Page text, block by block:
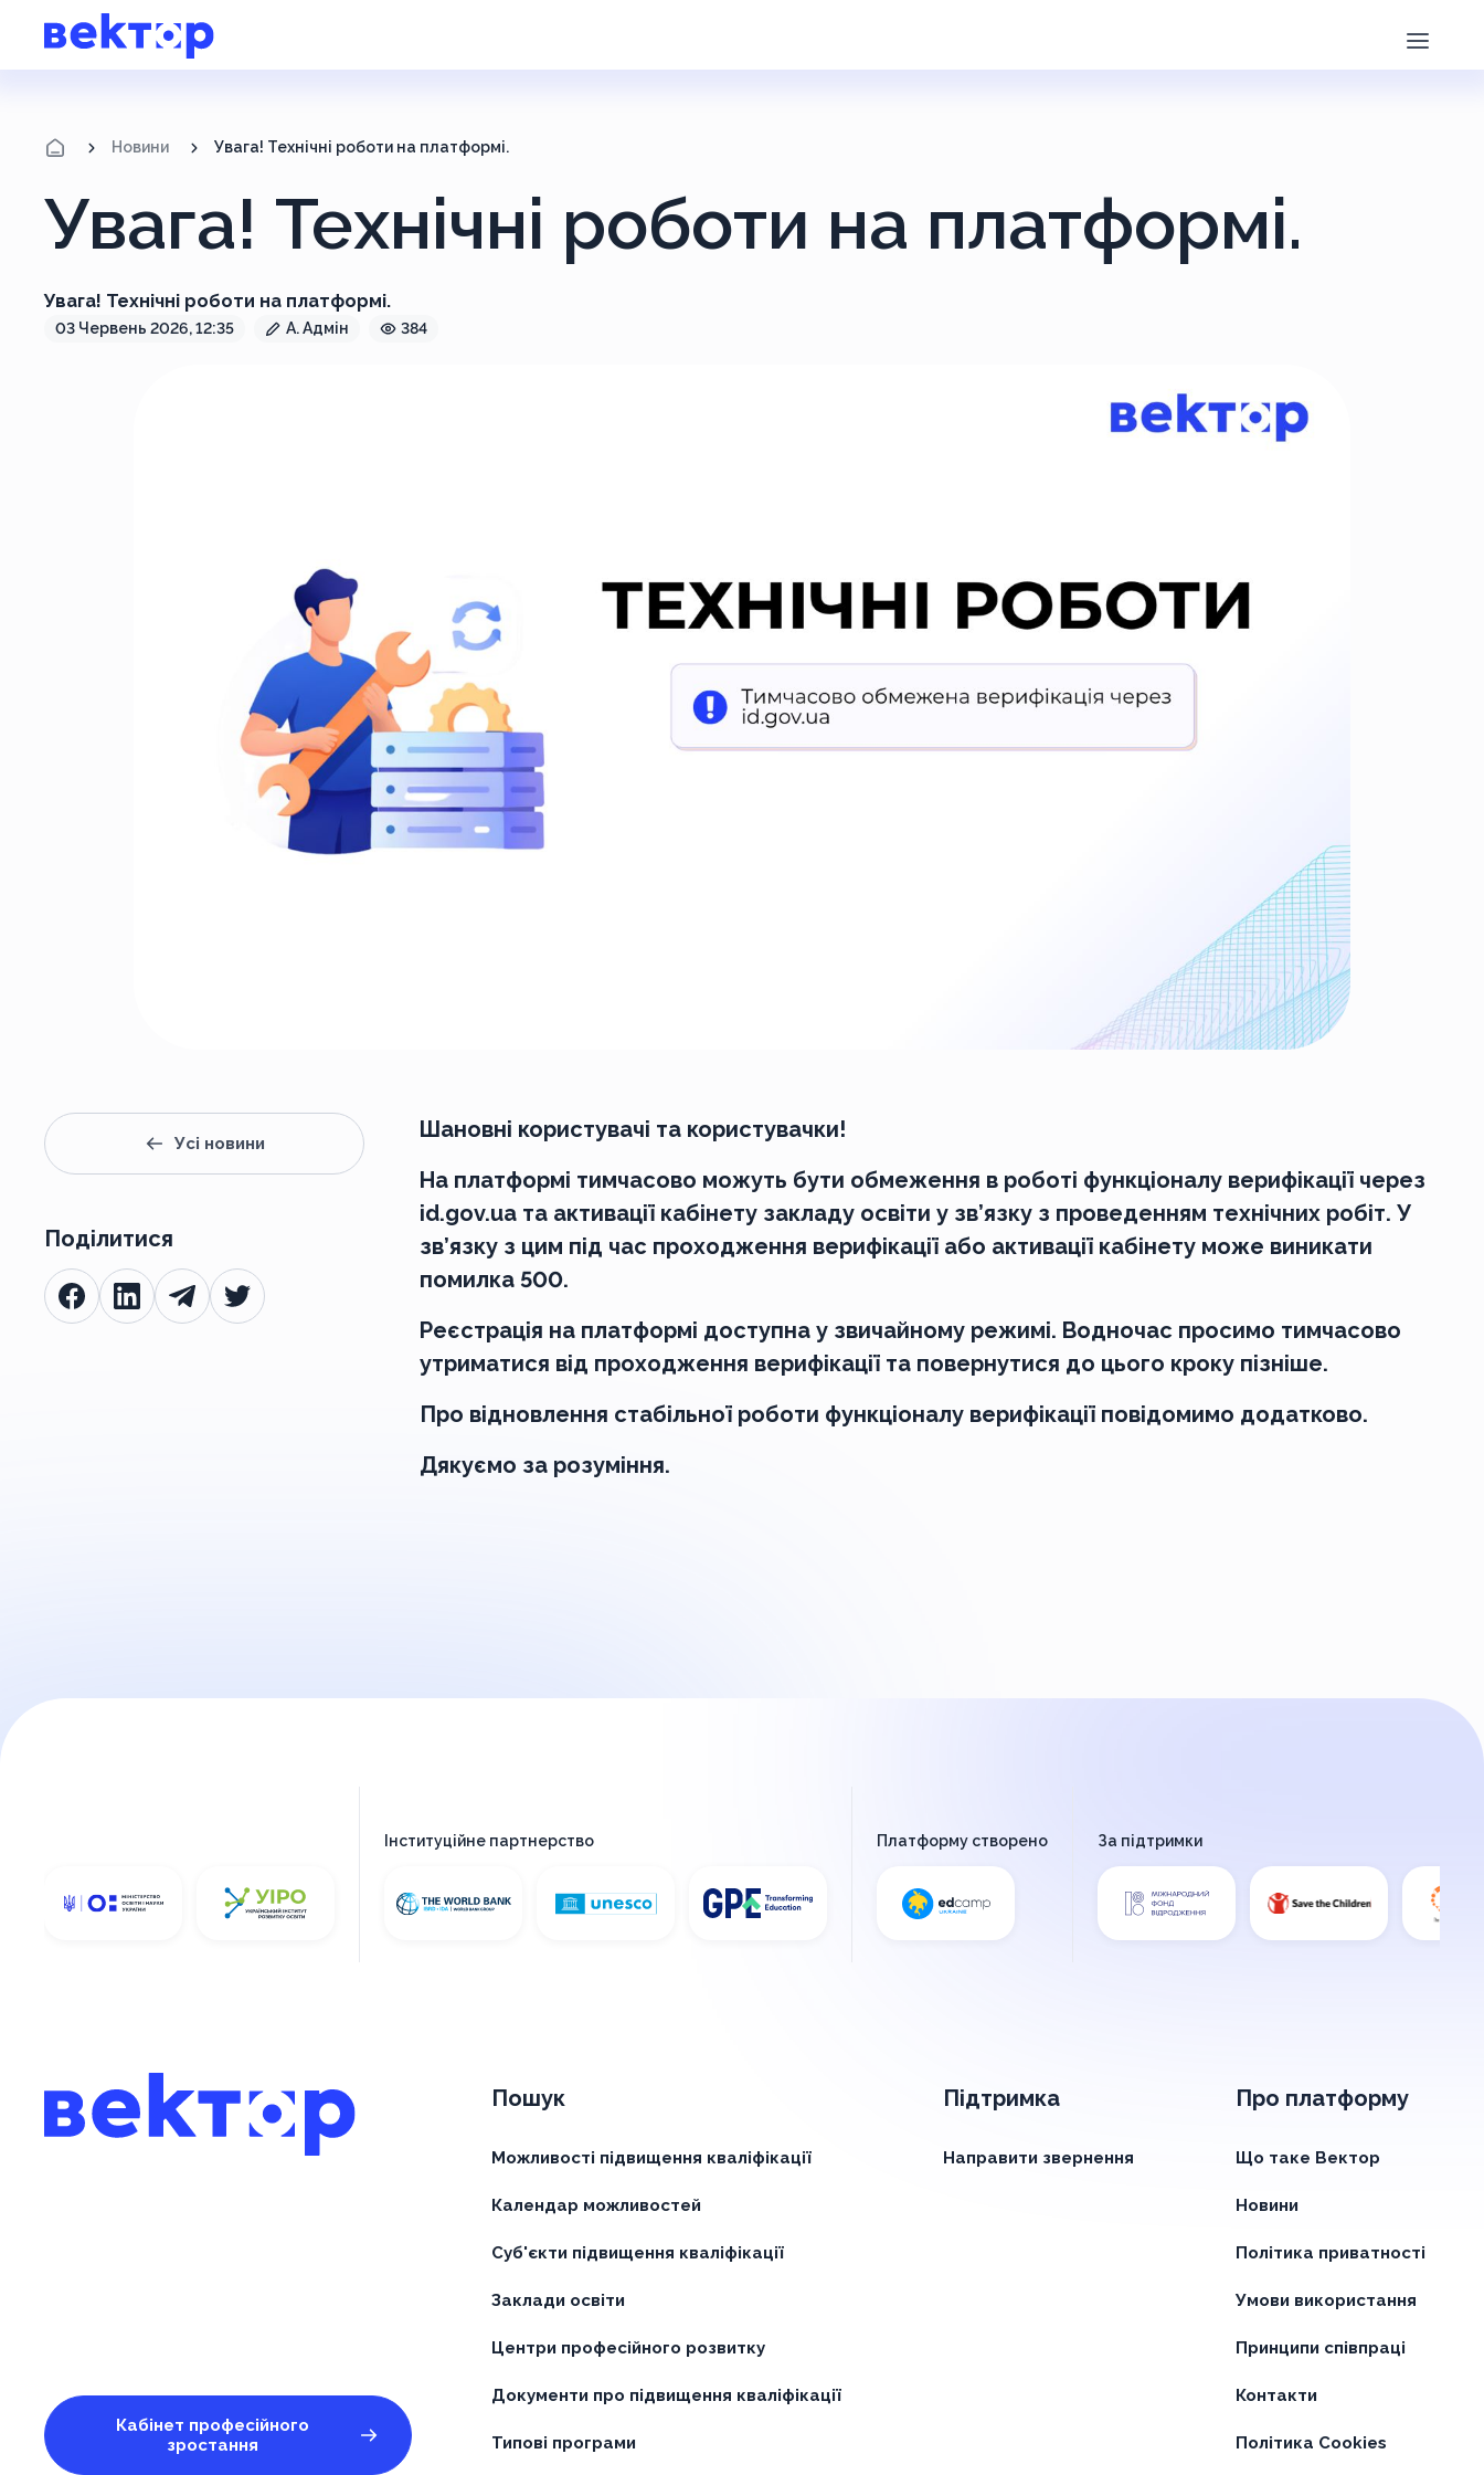
Новини Увага! Технічні роботи на платформі.
Увага! Технічні роботи на платформі.
Увага! Технічні роботи на платформі.
03 Червень 2026, 12:35 А. Адмін 384
Шановні користувачі та користувачки!
На платформі тимчасово можуть бути обмеження в роботі функціоналу верифікації через
id.gov.ua та активації кабінету закладу освіти у зв’язку з проведенням технічних робіт. У
зв’язку з цим під час проходження верифікації або активації кабінету може виникати
помилка 500.
Реєстрація на платформі доступна у звичайному режимі. Водночас просимо тимчасово
утриматися від проходження верифікації та повернутися до цього кроку пізніше.
Про відновлення стабільної роботи функціоналу верифікації повідомимо додатково.
Дякуємо за розуміння.
Усі новини
Поділитися
Кабінет професійного
зростання
Пошук
Можливості підвищення кваліфікації
Календар можливостей
Суб'єкти підвищення кваліфікації
Заклади освіти
Центри професійного розвитку
Документи про підвищення кваліфікації
Типові програми
Підтримка
Направити звернення
Про платформу
Що таке Вектор
Новини
Політика приватності
Умови використання
Принципи співпраці
Контакти
Політика Cookies
Інституційне партнерство Платформу створено За підтримки